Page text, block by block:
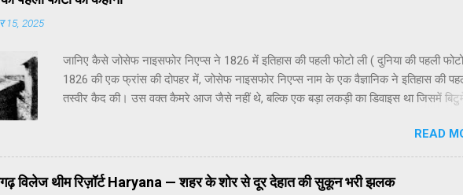
श्रद्धालुओं के लिए ई-मेल आईडी के जरिए पंजीकरण की सुविधा उपलब्ध कराई गई है। जो श्रद्धालु
विकासनगर में विशेष पंजीकरण काउंटर स्थापित किए जाएंगे। प्रशा...
15, 2025
जानिए कैसे जोसेफ नाइसफोर निएप्स ने 1826 में इतिहास की पहली फोटो ली ( दुनिया की पहली
1826 की एक फ्रांस की दोपहर में, जोसेफ नाइसफोर निएप्स नाम के एक वैज्ञानिक ने इतिहास की
तस्वीर कैद की। उस वक्त कैमरे आज जैसे नहीं थे, बल्कि एक बड़ा लकड़ी का डिवाइस था जिसमें
ऑब्स्क्यूरा की मदद से कैद किया। इस प्रक्रिया में सूरज की रोशनी लगभग 8 घंटे तक लगी रही।
एक धुंधली सी परछाई प्लेट पर उभरने लगी, जो दुनिया की पहली तस्वीर बनी। इसे “View from
Window at Le Gras” कहा जाता है। जोसेफ निएप्स को उस वक्त शायद पता नहीं था कि उनके इस
READ
विलेज थीम रिज़ॉर्ट Haryana — शहर के शोर से दूर देहात की सुकून भरी झलक